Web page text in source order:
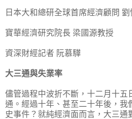
日本大和總研全球首席經濟顧問
寶華經濟研究院長 梁國源教授
資深財經記者 阮慕驊
大三通與失業率
儘管過程中波折不斷，十二月十五
通。經過十年、甚至二十年後，我
史事件？就純經濟面而言，大三通